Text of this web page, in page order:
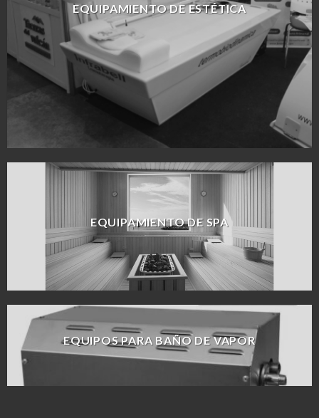
EQUIPAMIENTO DE ESTÉTICA
EQUIPAMIENTO DE SPA
EQUIPOS PARA BAÑO DE VAPOR